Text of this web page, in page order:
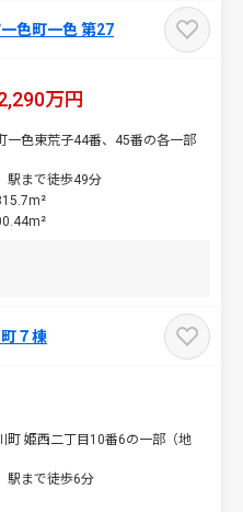
色町一色 第27
万円
一色東荒子44番、45番の各一部
駅まで徒歩49分
７棟
町 姫西二丁目10番6の一部（地
駅まで徒歩6分